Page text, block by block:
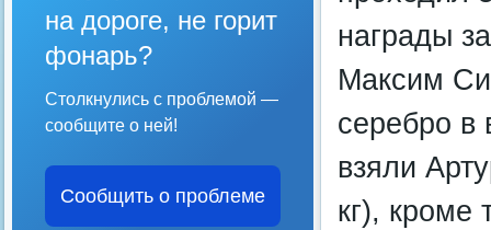
награды
Максим
серебро в
взяли
кг), кроме
на дороге, не горит
фонарь?
Столкнулись с проблемой —
сообщите о ней!
Сообщить о проблеме